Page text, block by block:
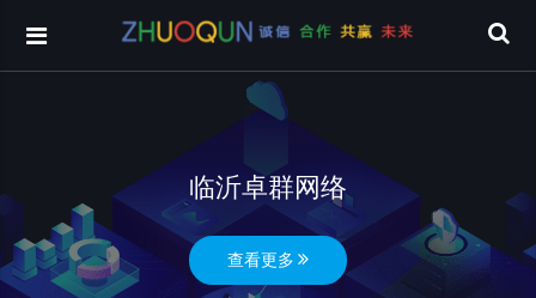
临沂卓群网络
查看更多